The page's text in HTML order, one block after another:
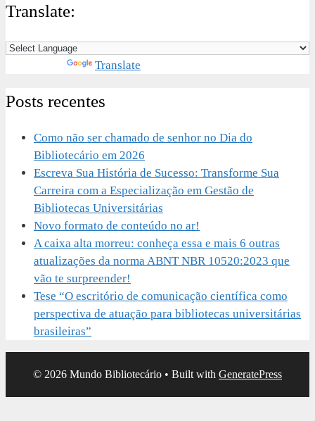
Translate:
Translate
Posts recentes
Como não ser chamado de senhor no Dia do
Bibliotecário em 2026
Escreva Sua História de Sucesso: Transforme Sua
Carreira com a Especialização em Gestão de
Bibliotecas Universitárias
Novo formato de conteúdo no ar!
A caixa alta morreu: conheça essa e mais 6 outras
atualizações da norma ABNT NBR 10520:2023 que
vão te surpreender!
Tese “O escritório de comunicação científica como
perspectiva de atuação para bibliotecas universitárias
brasileiras”
© 2026 Mundo Bibliotecário • Built with GeneratePress